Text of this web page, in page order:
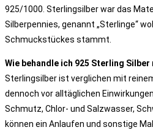
925/1000. Sterlingsilber war das
Silberpennies, genannt „Sterlinge“
Schmuckstückes stammt.
Wie behandle ich 925 Sterling
Sterlingsilber ist verglichen mit
dennoch vor alltäglichen
Schmutz, Chlor- und Salzwasser,
können ein Anlaufen und sonstige